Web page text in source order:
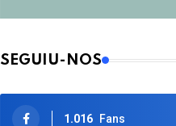
SEGUIU-NOS
1.016 Fans